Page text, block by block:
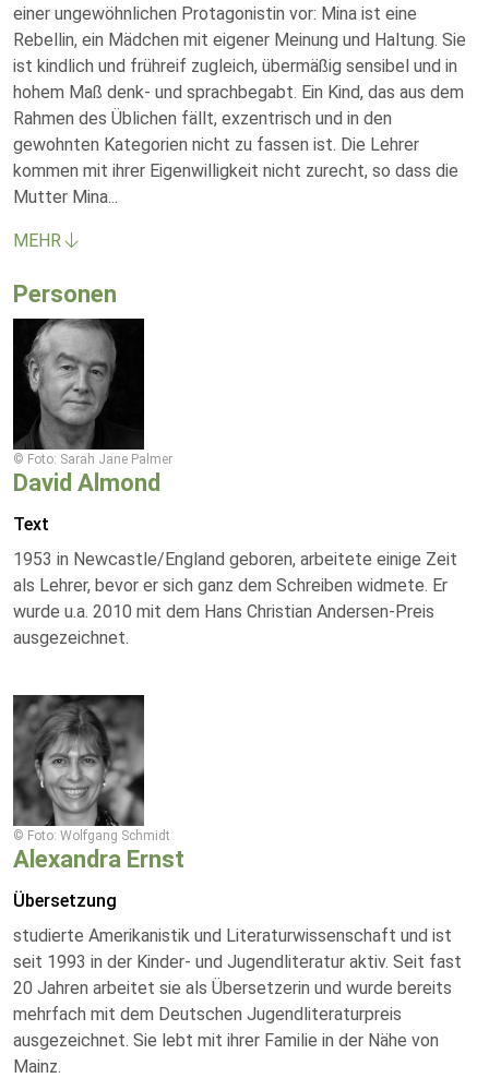
einer ungewöhnlichen Protagonistin vor: Mina ist eine
Rebellin, ein Mädchen mit eigener Meinung und Haltung. Sie
ist kindlich und frühreif zugleich, übermäßig sensibel und in
hohem Maß denk- und sprachbegabt. Ein Kind, das aus dem
Rahmen des Üblichen fällt, exzentrisch und in den
gewohnten Kategorien nicht zu fassen ist. Die Lehrer
kommen mit ihrer Eigenwilligkeit nicht zurecht, so dass die
Mutter Mina...
MEHR
Personen
© Foto: Sarah Jane Palmer
David Almond
Text
1953 in Newcastle/England geboren, arbeitete einige Zeit
als Lehrer, bevor er sich ganz dem Schreiben widmete. Er
wurde u.a. 2010 mit dem Hans Christian Andersen-Preis
ausgezeichnet.
© Foto: Wolfgang Schmidt
Alexandra Ernst
Übersetzung
studierte Amerikanistik und Literaturwissenschaft und ist
seit 1993 in der Kinder- und Jugendliteratur aktiv. Seit fast
20 Jahren arbeitet sie als Übersetzerin und wurde bereits
mehrfach mit dem Deutschen Jugendliteraturpreis
ausgezeichnet. Sie lebt mit ihrer Familie in der Nähe von
Mainz.